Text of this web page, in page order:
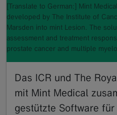
[Translate to German:] Mint
developed by The Institute of
Marsden into mint Lesion. The
assessment and treatment
prostate cancer and multiple
Das ICR und The
mit Mint Medical
gestützte Software für